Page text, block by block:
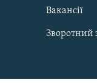
Вакансії
Зворотний